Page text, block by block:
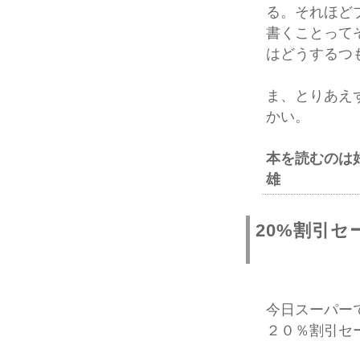
る。それほど
書くことって
はどうするつ
ま、とりあえ
かい。
本を読むのは
雄
20%割引セ
今日スーパー
２０％割引セ